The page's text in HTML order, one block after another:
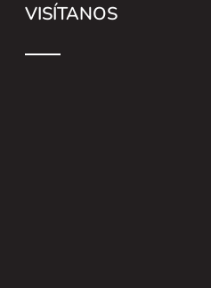
VISÍTANOS